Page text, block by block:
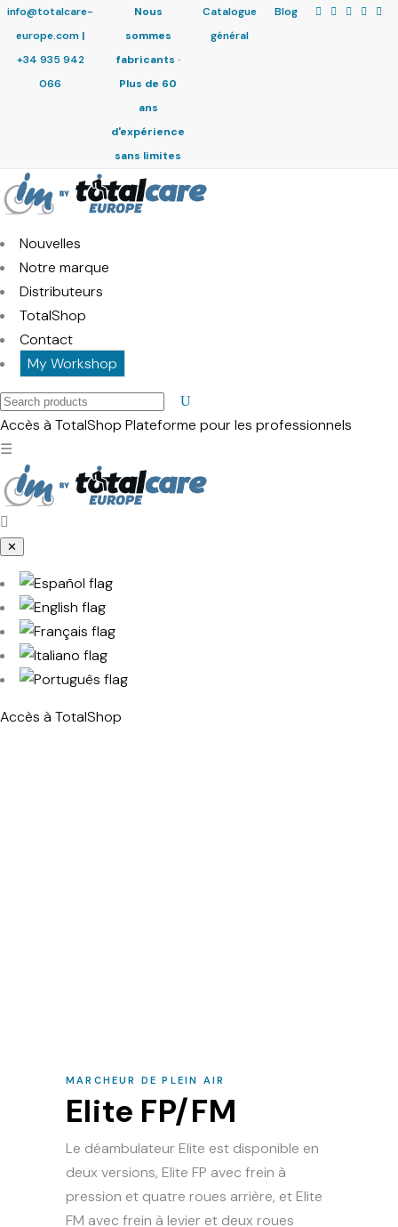
info@totalcare-
europe.com|
+34 935 942
066
Nous
sommes
fabricants ·
Plus de 60
ans
d'expérience
sans limites
Catalogue
général
Blog
Nouvelles
Notre marque
Distributeurs
TotalShop
Contact
My Workshop
Search
products
Accès à TotalShop Plateforme pour les professionnels
☰
✕
Accès à TotalShop
MARCHEUR DE PLEIN AIR
Elite FP/FM
Le déambulateur Elite est disponible en
deux versions, Elite FP avec frein à
pression et quatre roues arrière, et Elite
FM avec frein à levier et deux roues